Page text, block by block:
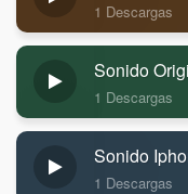
1 Descargas
Sonido
1 Descargas
Sonido
1 Descargas